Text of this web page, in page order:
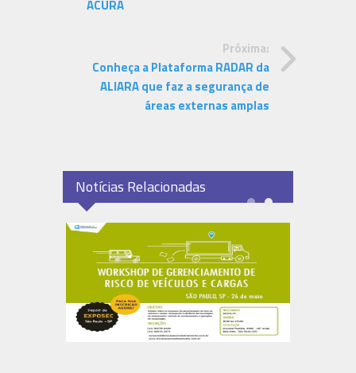
ACURA
Próxima:
Conheça a Plataforma RADAR da
ALIARA que faz a segurança de
áreas externas amplas
Notícias Relacionadas